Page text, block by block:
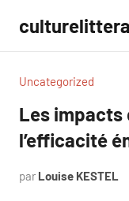
contenu
Uncategorized
Les impacts
l’efficacité
par Louise KESTEL